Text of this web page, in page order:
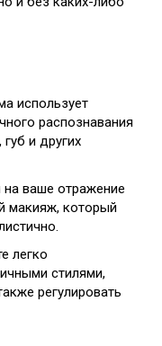
использует
распознавания
и других
ваше отражение
макияж, который
легко
стилями,
регулировать